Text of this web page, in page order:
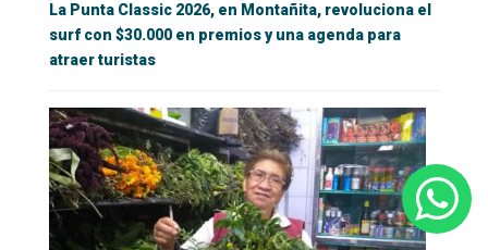
La Punta Classic 2026, en Montañita, revoluciona el
surf con $30.000 en premios y una agenda para
atraer turistas